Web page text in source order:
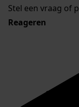
Stel een vraag of
Reageren